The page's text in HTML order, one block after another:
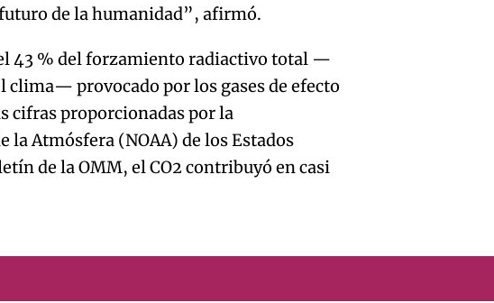
de la humanidad”, afirmó.
43 % del forzamiento radiactivo total —
clima— provocado por los gases de efecto
cifras proporcionadas por la
la Atmósfera (NOAA) de los Estados
de la OMM, el CO2 contribuyó en casi